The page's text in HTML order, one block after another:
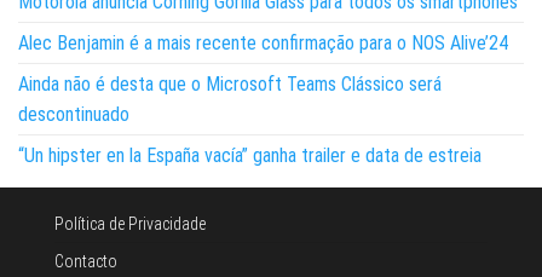
Alec Benjamin é a mais recente confirmação para o NOS Alive’24
Ainda não é desta que o Microsoft Teams Clássico será
descontinuado
“Un hipster en la España vacía” ganha trailer e data de estreia
Política de Privacidade
Contacto